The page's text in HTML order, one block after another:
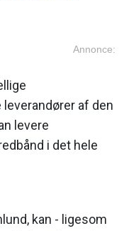
Annonce:
af den
levere
i det hele
kan - ligesom